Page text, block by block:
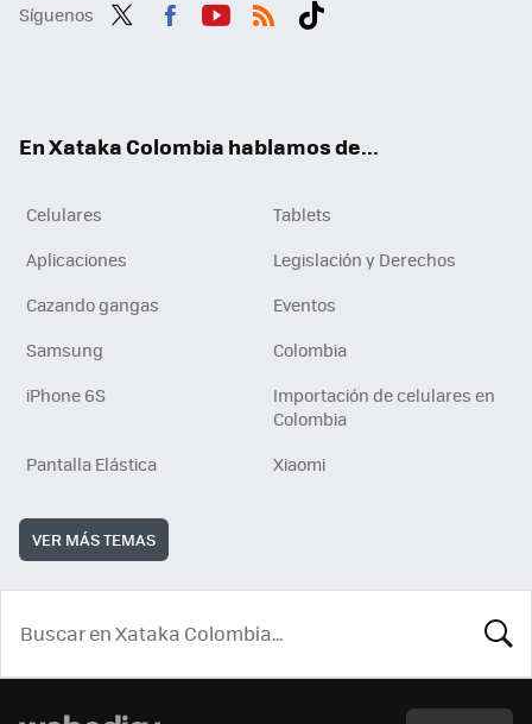
Síguenos
En Xataka Colombia hablamos de...
Celulares
Tablets
Aplicaciones
Legislación y Derechos
Cazando gangas
Eventos
Samsung
Colombia
iPhone 6S
Importación de celulares en
Colombia
Pantalla Elástica
Xiaomi
VER MÁS TEMAS